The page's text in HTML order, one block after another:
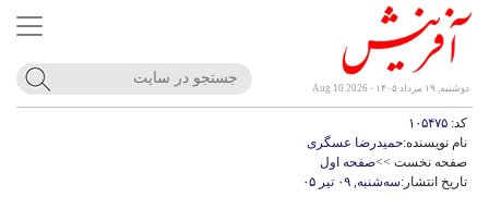
دوشنبه, ۱۹ مرداد ۱۴۰۵ - Aug 10 2026
کد:
نام نویسنده:حمیدرضا عسگری
صفحه نخست >>صفحه اول
تاریخ انتشار:سه‌شنبه, ۰۹ تیر ۰۵